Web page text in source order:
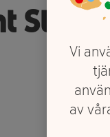
Vi
av